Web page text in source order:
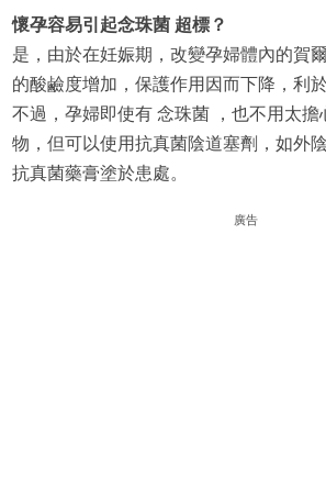
懷孕容易引起念珠菌 超標？
是，由於在妊娠期，改變孕婦體內的賀
的酸鹼度增加，保護作用因而下降，利
不過，孕婦即使有 念珠菌 ，也不用太擔
物，但可以使用抗真菌陰道塞劑，如外
抗真菌藥膏塗於患處。
廣告